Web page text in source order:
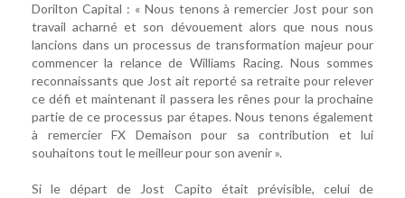
Dorilton Capital : « Nous tenons à remercier Jost pour son
travail acharné et son dévouement alors que nous nous
lancions dans un processus de transformation majeur pour
commencer la relance de Williams Racing. Nous sommes
reconnaissants que Jost ait reporté sa retraite pour relever
ce défi et maintenant il passera les rênes pour la prochaine
partie de ce processus par étapes. Nous tenons également
à remercier FX Demaison pour sa contribution et lui
souhaitons tout le meilleur pour son avenir ».
Si le départ de Jost Capito était prévisible, celui de